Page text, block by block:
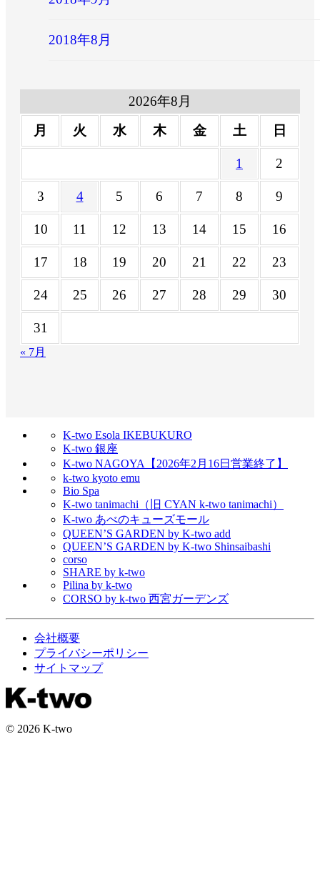
2018年8月
2026年8月
月
火 水 木 金 土 日
1 2
3 4 5 6 7 8 9
10 11 12 13 14 15 16
17 18 19 20 21 22 23
24 25 26 27 28 29 30
31
« 7月
K-two Esola IKEBUKURO
K-two 銀座
K-two NAGOYA【2026年2月16日営業終了】
k-two kyoto emu
Bio Spa
K-two tanimachi（旧 CYAN k-two tanimachi）
K-two あべのキューズモール
QUEEN’S GARDEN by K-two add
QUEEN’S GARDEN by K-two Shinsaibashi
corso
SHARE by k-two
Pilina by k-two
CORSO by k-two 西宮ガーデンズ
会社概要
プライバシーポリシー
サイトマップ
© 2026 K-two